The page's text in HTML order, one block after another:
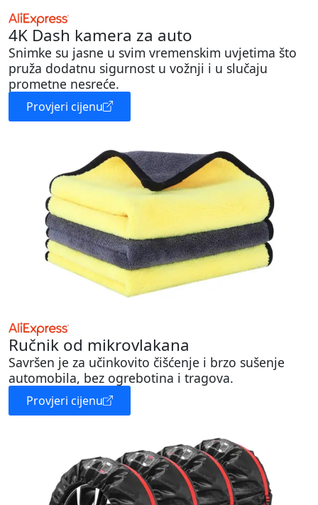
4K Dash kamera za auto
Snimke su jasne u svim vremenskim uvjetima što
pruža dodatnu sigurnost u vožnji i u slučaju
prometne nesreće.
Provjeri cijenu
Ručnik od mikrovlakana
Savršen je za učinkovito čišćenje i brzo sušenje
automobila, bez ogrebotina i tragova.
Provjeri cijenu